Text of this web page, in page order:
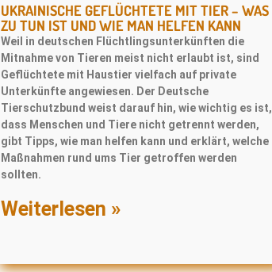
UKRAINISCHE GEFLÜCHTETE MIT TIER – WAS
ZU TUN IST UND WIE MAN HELFEN KANN
Weil in deutschen Flüchtlingsunterkünften die
Mitnahme von Tieren meist nicht erlaubt ist, sind
Geflüchtete mit Haustier vielfach auf private
Unterkünfte angewiesen. Der Deutsche
Tierschutzbund weist darauf hin, wie wichtig es ist,
dass Menschen und Tiere nicht getrennt werden,
gibt Tipps, wie man helfen kann und erklärt, welche
Maßnahmen rund ums Tier getroffen werden
sollten.
Weiterlesen »